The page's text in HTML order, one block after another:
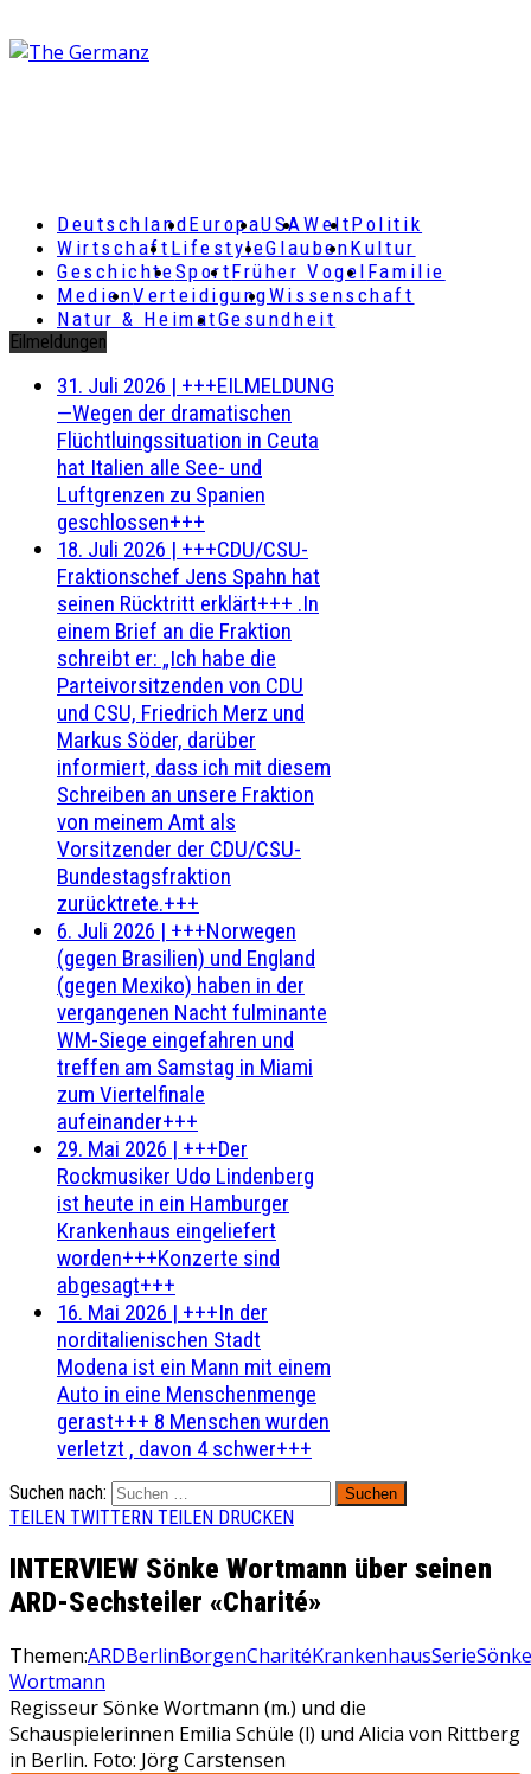
DeutschlandEuropaUSAWeltPolitik
Wirtschaft LifestyleGlaubenKultur
GeschichteSportFrüher Vogel Familie
MedienVerteidigungWissenschaft
Natur & HeimatGesundheit
Eilmeldungen
31. Juli 2026 | +++EILMELDUNG
—Wegen der dramatischen
Flüchtluingssituation in Ceuta
hat Italien alle See- und
Luftgrenzen zu Spanien
geschlossen+++
18. Juli 2026 | +++CDU/CSU-
Fraktionschef Jens Spahn hat
seinen Rücktritt erklärt+++ .In
einem Brief an die Fraktion
schreibt er: „Ich habe die
Parteivorsitzenden von CDU
und CSU, Friedrich Merz und
Markus Söder, darüber
informiert, dass ich mit diesem
Schreiben an unsere Fraktion
von meinem Amt als
Vorsitzender der CDU/CSU-
Bundestagsfraktion
zurücktrete.+++
6. Juli 2026 | +++Norwegen
(gegen Brasilien) und England
(gegen Mexiko) haben in der
vergangenen Nacht fulminante
WM-Siege eingefahren und
treffen am Samstag in Miami
zum Viertelfinale
aufeinander+++
29. Mai 2026 | +++Der
Rockmusiker Udo Lindenberg
ist heute in ein Hamburger
Krankenhaus eingeliefert
worden+++Konzerte sind
abgesagt+++
16. Mai 2026 | +++In der
norditalienischen Stadt
Modena ist ein Mann mit einem
Auto in eine Menschenmenge
gerast+++ 8 Menschen wurden
verletzt , davon 4 schwer+++
Suchen nach:
TEILEN TWITTERN TEILEN DRUCKEN
INTERVIEW Sönke Wortmann über seinen
ARD-Sechsteiler «Charité»
Themen:ARDBerlinBorgenCharitéKrankenhausSerieSönke
Wortmann
Regisseur Sönke Wortmann (m.) und die
Schauspielerinnen Emilia Schüle (l) und Alicia von Rittberg
in Berlin. Foto: Jörg Carstensen